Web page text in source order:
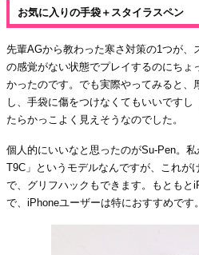
お気に入りの手袋＋スタイラスペン
先輩AGから教わった寒さ対策の1つが、
の感覚がない状態でプレイするのにちょ
かったのです。でも実際やってみると、
し、手袋に傷をつけなくてもいいです
たらかっこよく見えそうなのでした。
個人的にいいなと思ったのがSu-Pen。
T9C」というモデルなんですが、これが
で、グリフハックもできます。もともと
で、iPhoneユーザーは特におすすめです。